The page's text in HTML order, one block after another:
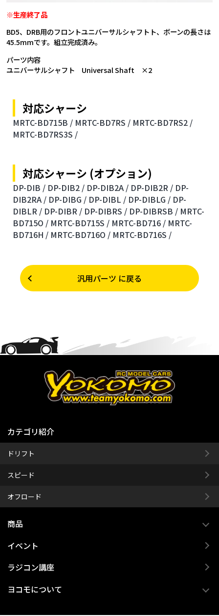
※生産終了品
BD5、DRB用のフロントユニバーサルシャフトト、ボーンの長さは
45.5mmです。組立完成済み。
パーツ内容
ユニバーサルシャフト Universal Shaft ×2
対応シャーシ
MRTC-BD715B / MRTC-BD7RS / MRTC-BD7RS2 /
MRTC-BD7RS3S /
対応シャーシ (オプション)
DP-DIB / DP-DIB2 / DP-DIB2A / DP-DIB2R / DP-
DIB2RA / DP-DIBG / DP-DIBL / DP-DIBLG / DP-
DIBLR / DP-DIBR / DP-DIBRS / DP-DIBRSB / MRTC-
BD715O / MRTC-BD715S / MRTC-BD716 / MRTC-
BD716H / MRTC-BD716O / MRTC-BD716S /
汎用パーツ に戻る
カテゴリ紹介
ドリフト
スピード
オフロード
商品
イベント
ラジコン講座
ヨコモについて